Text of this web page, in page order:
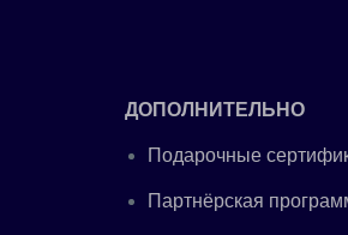
ДОПОЛНИТЕЛЬНО
Подарочные
Партнёрская